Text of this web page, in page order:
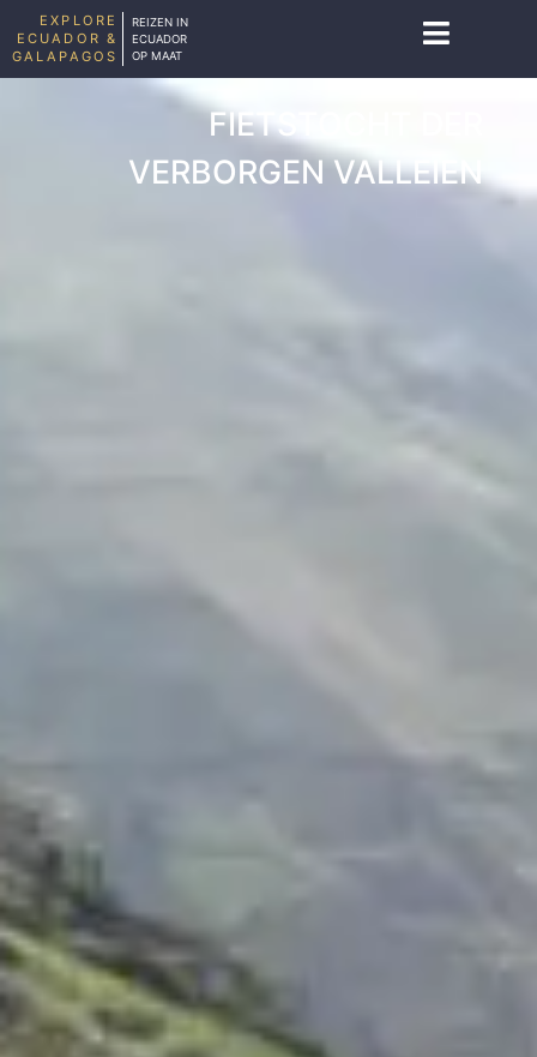
EXPLORE
ECUADOR &
GALAPAGOS
REIZEN IN
ECUADOR
OP MAAT
FIETSTOCHT DER
VERBORGEN VALLEIEN